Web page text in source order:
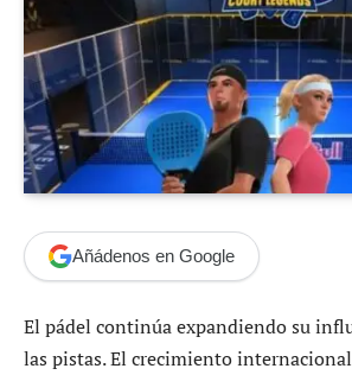
Añádenos en Google
El pádel continúa expandiendo su
las pistas. El crecimiento